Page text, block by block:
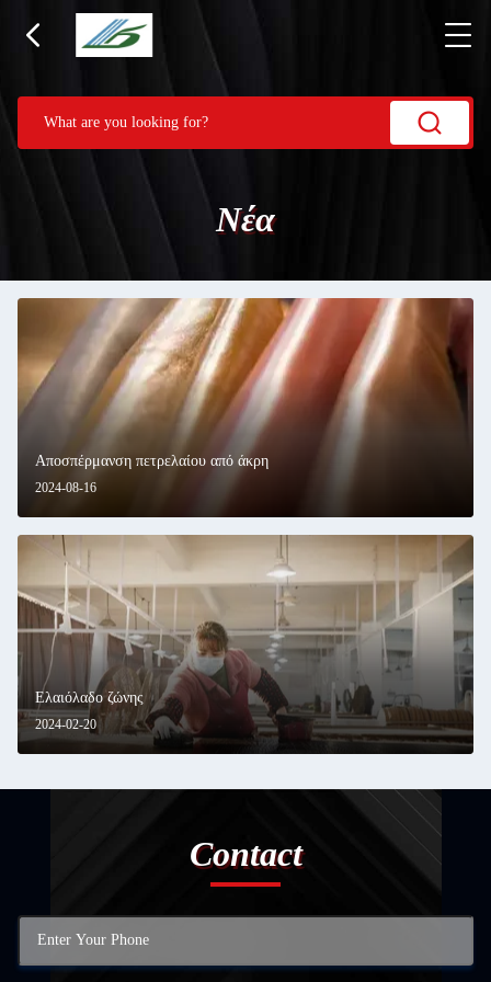
Νέα
2024-08-16
Αποσπέρμανση πετρελαίου από άκρη
2024-02-20
Ελαιόλαδο ζώνης
Contact